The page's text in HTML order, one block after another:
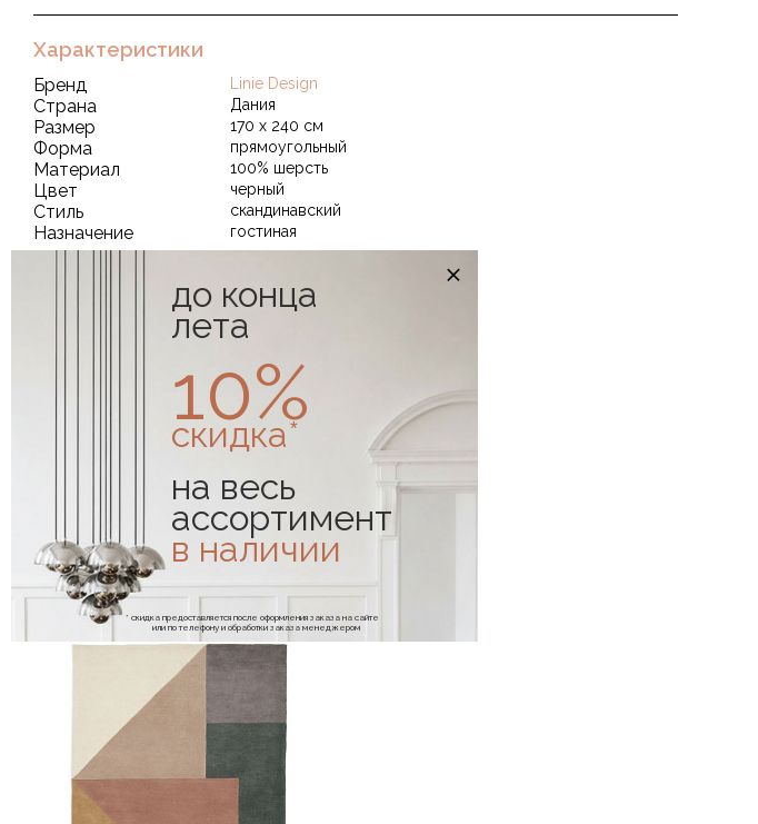
Характеристики
Бренд Linie Design
Страна Дания
Размер 170 х 240 см
Форма прямоугольный
Материал 100% шерсть
Цвет черный
Стиль скандинавский
Назначение гостиная
до конца
лета
10%
скидка*
на весь
ассортимент
в наличии
* скидка предоставляется после оформления заказа на сайте
или по телефону и обработки заказа менеджером